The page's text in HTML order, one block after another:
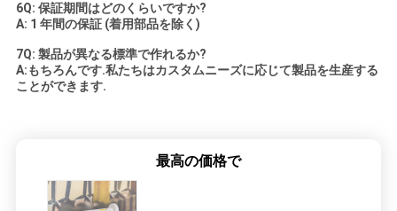
6Q: 保証期間はどのくらいですか?
A: 1 年間の保証 (着用部品を除く)
7Q: 製品が異なる標準で作れるか?
A:もちろんです.私たちはカスタムニーズに応じて製品を生産する
ことができます.
最高の価格で